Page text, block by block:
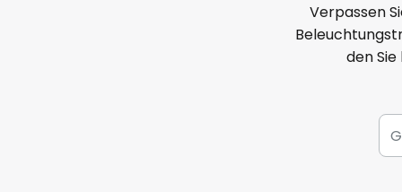
Verpassen
den